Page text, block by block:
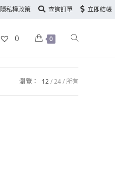
隱私權政策 查詢訂單 立即結帳
0 0
瀏覽： 12 24 所有